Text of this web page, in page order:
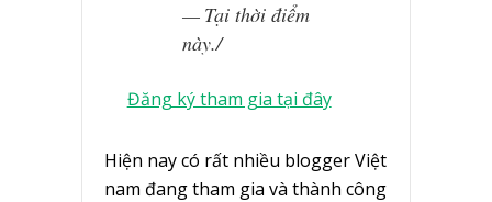
Tại thời điểm
này./
Đăng ký tham gia tại đây
Hiện nay có rất nhiều blogger Việt
nam đang tham gia và thành công